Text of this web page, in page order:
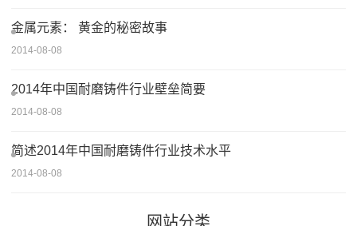
金属元素： 黄金的秘密故事
2014-08-08
2014年中国耐磨铸件行业壁垒简要
2014-08-08
简述2014年中国耐磨铸件行业技术水平
2014-08-08
网站分类